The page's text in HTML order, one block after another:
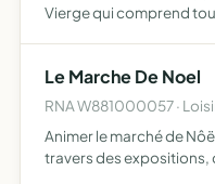
Vierge qui comprend
modè…
Le Marche De Noel
RNA W881000057 ·
Animer le marché de
travers des expositions,